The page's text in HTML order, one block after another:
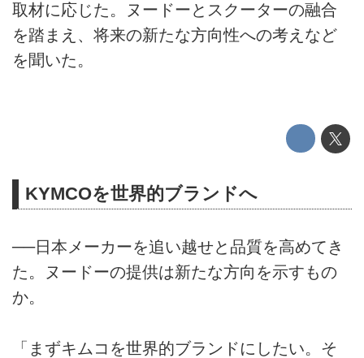
取材に応じた。ヌードーとスクーターの融合
を踏まえ、将来の新たな方向性への考えなど
を聞いた。
KYMCOを世界的ブランドへ
──日本メーカーを追い越せと品質を高めてき
た。ヌードーの提供は新たな方向を示すもの
か。
「まずキムコを世界的ブランドにしたい。そ